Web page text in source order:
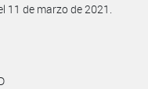
11 de marzo de 2021.